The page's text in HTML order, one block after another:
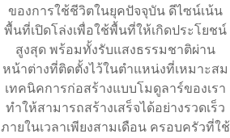
ของการใช้ชีวิตในยุคปัจจุบัน ดีไซน์เน้น
พื้นที่เปิดโล่งเพื่อใช้พื้นที่ให้เกิดประโยชน์
สูงสุด พร้อมทั้งรับแสงธรรมชาติผ่าน
หน้าต่างที่ติดตั้งไว้ในตำแหน่งที่เหมาะสม
เทคนิคการก่อสร้างแบบโมดูลาร์ของเรา
ทำให้สามารถสร้างเสร็จได้อย่างรวดเร็ว
ภายในเวลาเพียงสามเดือน ครอบครัวที่ใช้